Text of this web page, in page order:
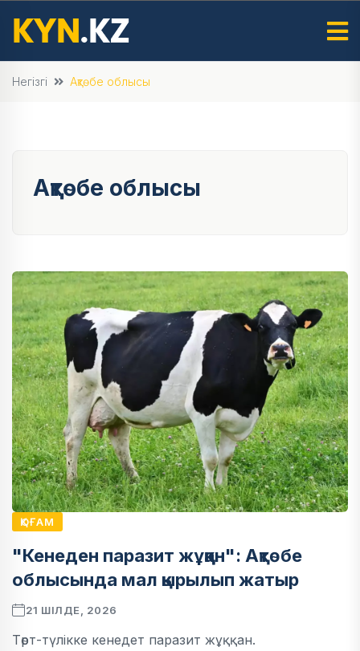
Негізгі Ақтөбе облысы
Ақтөбе облысы
ҚОҒАМ
"Кенеден паразит жұққан": Ақтөбе
облысында мал қырылып жатыр
21 ШІЛДЕ, 2026
Төрт-түлікке кенедет паразит жұққан.